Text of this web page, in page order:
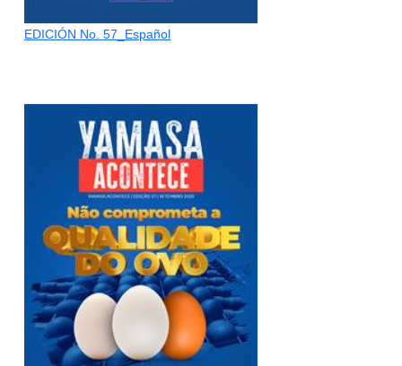
EDICIÓN No. 57_Español